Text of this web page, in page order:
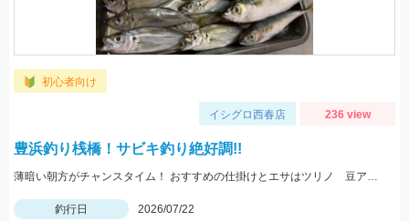
初心者向け
イシグロ西春店 236 view
豊浜釣り桟橋！サビキ釣り絶好調!!
薄暗い朝方がチャンスタイム！ おすすめの仕掛けとエサはツリノ 豆アジマッチ1号と厳選素材の生アミエビです!!
釣行日
2026/07/22